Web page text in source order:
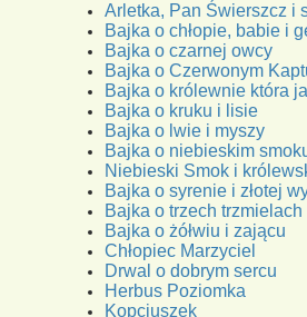
Arletka, Pan Świerszcz i
Bajka o chłopie, babie i
Bajka o czarnej owcy
Bajka o Czerwonym
Bajka o królewnie która
Bajka o kruku i lisie
Bajka o lwie i myszy
Bajka o niebieskim
Niebieski Smok i
Bajka o syrenie i złotej
Bajka o trzech trzmielach
Bajka o żółwiu i zającu
Chłopiec Marzyciel
Drwal o dobrym sercu
Herbus Poziomka
Kopciuszek